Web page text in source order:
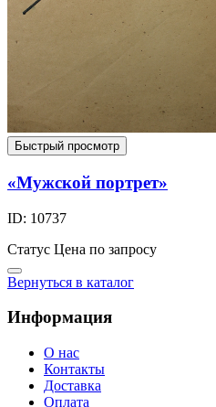
Быстрый просмотр
«Мужской портрет»
ID: 10737
Статус Цена по запросу
Вернуться в каталог
Информация
О нас
Контакты
Доставка
Оплата